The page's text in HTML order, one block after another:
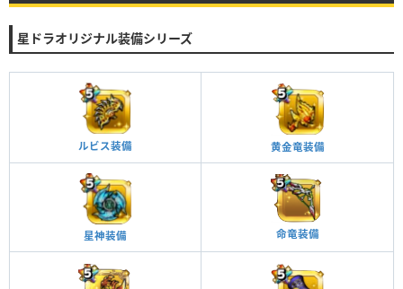
星ドラオリジナル装備シリーズ
ルビス装備 黄金竜装備
星神装備 命竜装備